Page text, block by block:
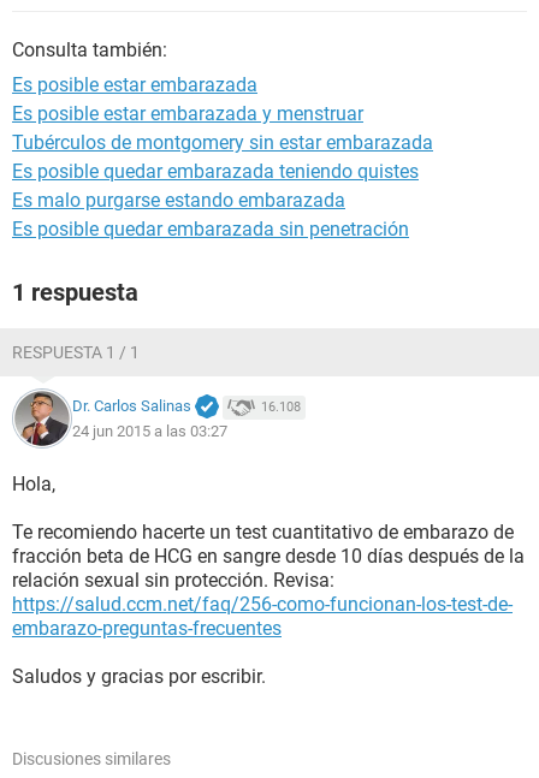
Consulta también:
Es posible estar embarazada
Es posible estar embarazada y menstruar
Tubérculos de montgomery sin estar embarazada
Es posible quedar embarazada teniendo quistes
Es malo purgarse estando embarazada
Es posible quedar embarazada sin penetración
1 respuesta
RESPUESTA 1 / 1
Dr. Carlos Salinas 16.108
24 jun 2015 a las 03:27
Hola,
Te recomiendo hacerte un test cuantitativo de embarazo de
fracción beta de HCG en sangre desde 10 días después de la
relación sexual sin protección. Revisa:
https://salud.ccm.net/faq/256-como-funcionan-los-test-de-
embarazo-preguntas-frecuentes
Saludos y gracias por escribir.
Discusiones similares